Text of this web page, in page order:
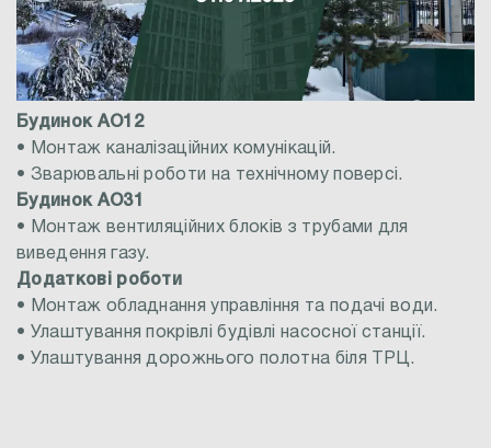
Будинок АО12
• Монтаж каналізаційних комунікацій.
• Зварювальні роботи на технічному поверсі.
Будинок АО31
• Монтаж вентиляційних блоків з трубами для
виведення газу.
Додаткові роботи
• Монтаж обладнання управління та подачі води.
• Улаштування покрівлі будівлі насосної станції.
• Улаштування дорожнього полотна біля ТРЦ.